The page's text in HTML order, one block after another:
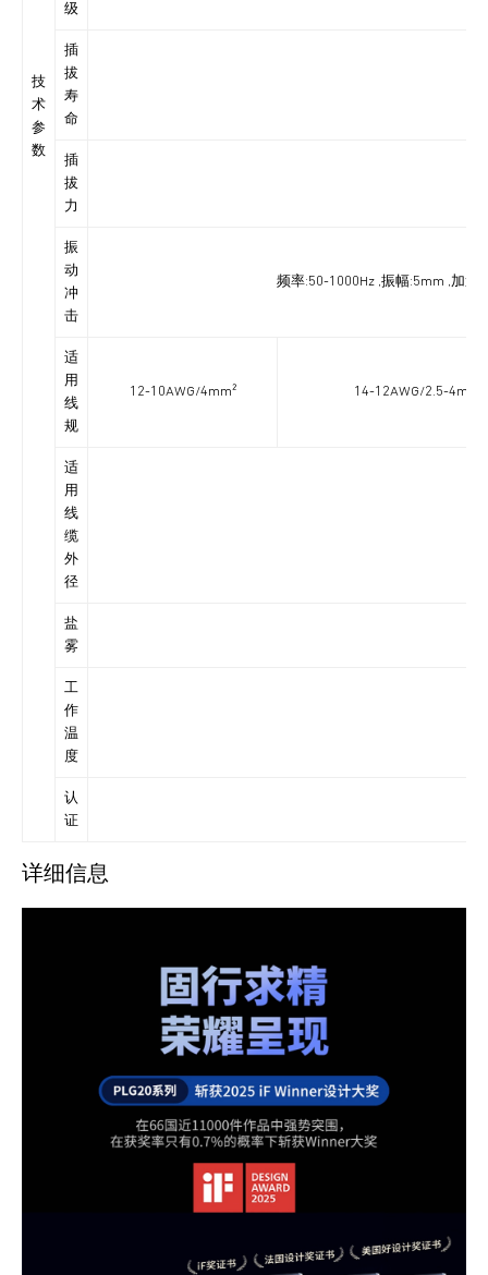
技
术
参
数
级
插
拔
寿
命
插
拔
力
振
动
冲
击
频率:50-1000Hz ,振幅:5mm ,加
适
用
线
规
12-10AWG/4mm² 14-12AWG/2.5-4mm²
适
用
线
缆
外
径
盐
雾
工
作
温
度
认
证
详细信息